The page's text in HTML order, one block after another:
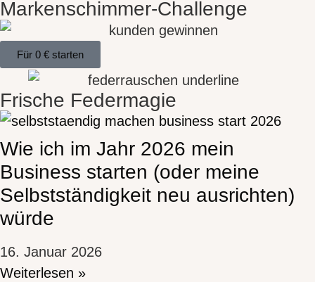
Markenschimmer-Challenge
Für 0 € starten
Frische Federmagie
Wie ich im Jahr 2026 mein
Business starten (oder meine
Selbstständigkeit neu ausrichten)
würde
16. Januar 2026
Weiterlesen »